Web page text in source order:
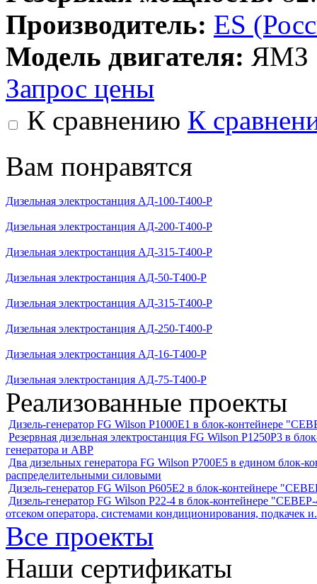
Производитель: ES
Модель двигателя: ЯМЗ
Запрос цены
К сравнению К
Вам понравятся
Дизельная электростанция АД-100-Т400-Р
Дизельная электростанция АД-200-Т400-Р
Дизельная электростанция АД-315-Т400-Р
Дизельная электростанция АД-50-Т400-Р
Дизельная электростанция АД-315-Т400-Р
Дизельная электростанция АД-250-Т400-Р
Дизельная электростанция АД-16-Т400-Р
Дизельная электростанция АД-75-Т400-Р
Реализованные проекты
Дизель-генератор FG Wilson P1000E1 в блок-контейнере
Резервная дизельная электростанция FG Wilson P1250Р3 в
генератора и АВР
Два дизельных генератора FG Wilson P700E5 в едином
распределительными силовыми
Дизель-генератор FG Wilson P605Е2 в блок-контейнере
Дизель-генератор FG Wilson P22-4 в блок-контейнере
отсеком оператора, системами кондиционирования, подкачек
Все проекты
Наши сертификаты